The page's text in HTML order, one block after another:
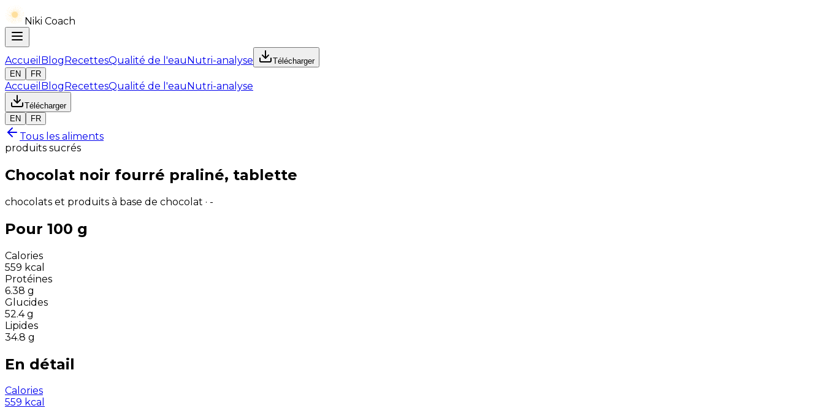
Niki Coach
Accueil BlogRecettesQualité de l'eauNutri-analyse
Télécharger
EN
FR
Accueil BlogRecettesQualité de l'eauNutri-analyse
Télécharger
EN
FR
Tous les aliments
produits sucrés
Chocolat noir fourré praliné, tablette
chocolats et produits à base de chocolat · -
Pour 100 g
Calories
559 kcal
Protéines
6.38 g
Glucides
52.4 g
Lipides
34.8 g
En détail
Calories
559 kcal